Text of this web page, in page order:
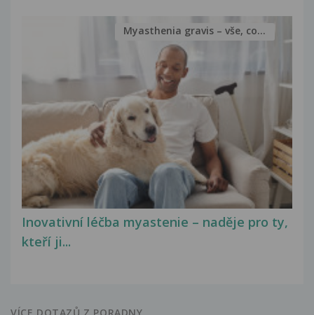
Inovativní léčba myastenie – naděje pro ty,
kteří ji...
Myasthenia gravis – vše, co...
VÍCE DOTAZŮ Z PORADNY